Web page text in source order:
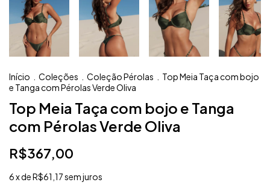
Início Coleções Coleção Pérolas
Top Meia Taça com bojo
e Tanga com Pérolas Verde Oliva
Top Meia Taça com bojo e Tanga
com Pérolas Verde Oliva
R$367,00
6x deR$61,17sem juros